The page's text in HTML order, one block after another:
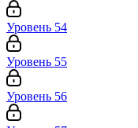
Уровень 54
Уровень 55
Уровень 56